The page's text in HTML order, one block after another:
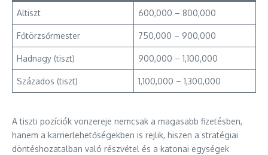
Altiszt 600,000 – 800,000
Főtörzsőrmester 750,000 – 900,000
Hadnagy (tiszt) 900,000 – 1,100,000
Százados (tiszt) 1,100,000 – 1,300,000
A tiszti pozíciók vonzereje nemcsak a magasabb fizetésben,
hanem a karrierlehetőségekben is rejlik, hiszen a stratégiai
döntéshozatalban való részvétel és a katonai egységek